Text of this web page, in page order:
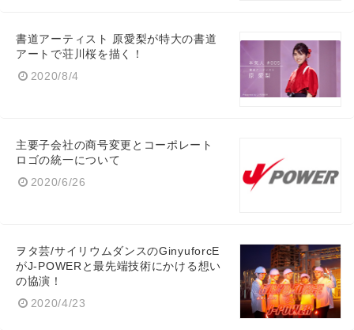
書道アーティスト 原愛梨が特大の書道
アートで荘川桜を描く！
2020/8/4
主要子会社の商号変更とコーポレート
ロゴの統一について
2020/6/26
ヲタ芸/サイリウムダンスのGinyuforcE
がJ-POWERと最先端技術にかける想い
の協演！
2020/4/23